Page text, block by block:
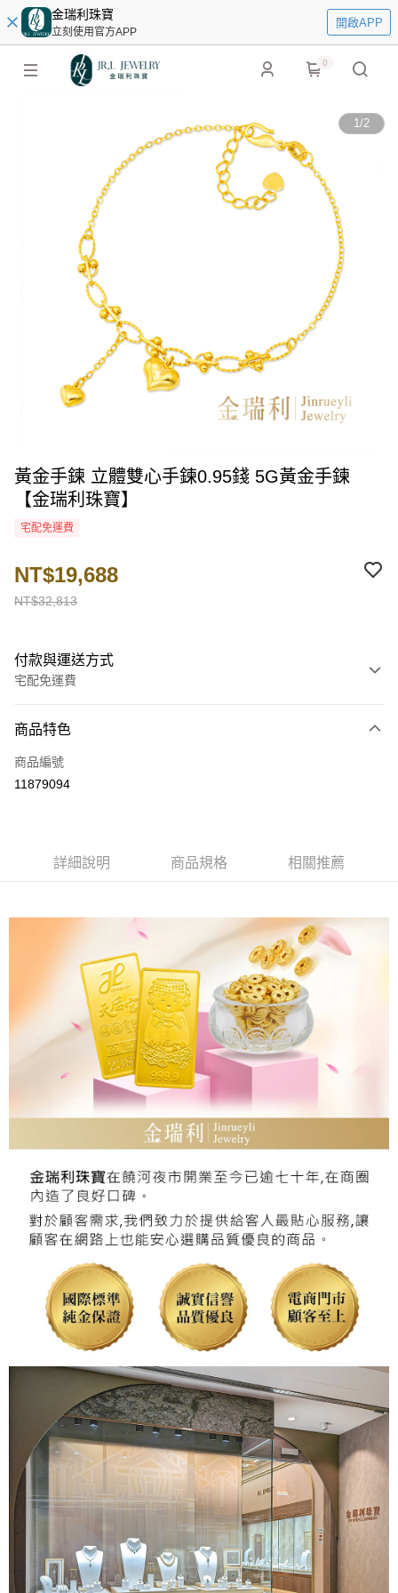
金瑞利珠寶
立刻使用官方APP
開啟APP
0
1/2
黃金手鍊 立體雙心手鍊0.95錢 5G黃金手鍊
【金瑞利珠寶】
宅配免運費
NT$32,813
NT$19,688
付款與運送方式
宅配免運費
信用卡一次付款
LINE Pay
ATM付款
運送方式
商品特色
商品編號
11879094
詳細說明 商品規格 相關推薦